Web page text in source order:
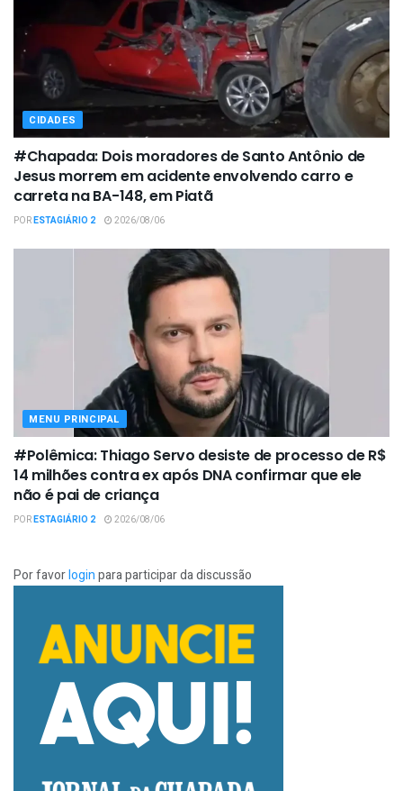
CIDADES
#Chapada: Dois moradores de Santo Antônio de
Jesus morrem em acidente envolvendo carro e
carreta na BA-148, em Piatã
PORESTAGIÁRIO 2 2026/08/06
MENU PRINCIPAL
#Polêmica: Thiago Servo desiste de processo de R$
14 milhões contra ex após DNA confirmar que ele
não é pai de criança
PORESTAGIÁRIO 2 2026/08/06
Por favorloginpara participar da discussão